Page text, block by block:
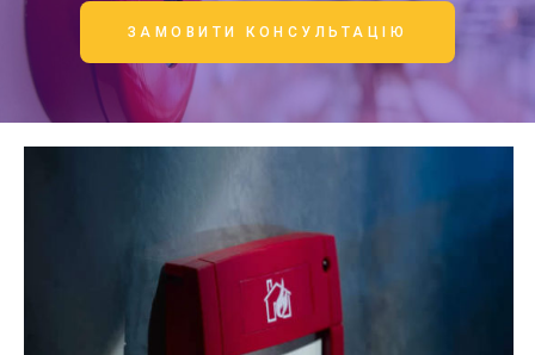
ЗАМОВИТИ КОНСУЛЬТАЦІЮ